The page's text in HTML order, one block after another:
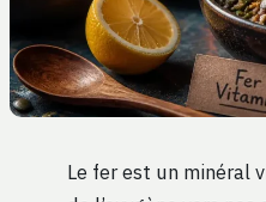
Le fer est un minéral